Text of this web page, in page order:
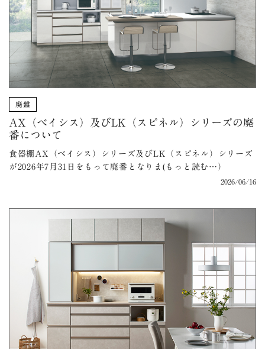
廃盤
AX（ベイシス）及びLK（スピネル）シリーズの廃
番について
食器棚AX（ベイシス）シリーズ及びLK（スピネル）シリーズ
が2026年7月31日をもって廃番となりま(もっと読む…）
2026/06/16